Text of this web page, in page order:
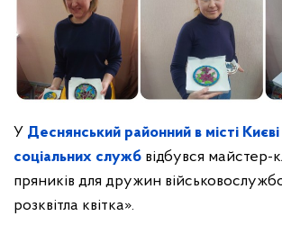
У Деснянський районний в місті
соціальних служб відбувся майстер-
пряників для дружин
розквітла квітка».